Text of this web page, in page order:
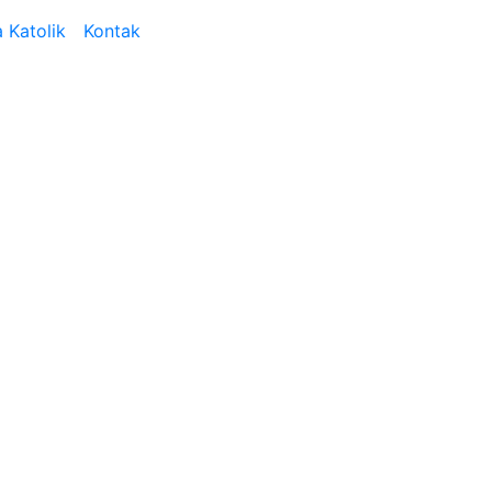
Katolik Kontak